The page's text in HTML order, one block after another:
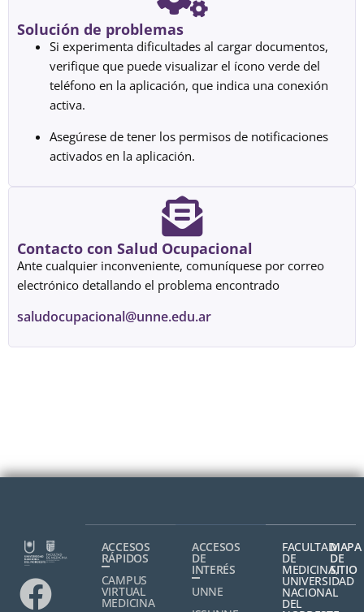
Solución de problemas
Si experimenta dificultades al cargar documentos,
verifique que puede visualizar el ícono verde del
teléfono en la aplicación, que indica una conexión
activa.
Asegúrese de tener los permisos de notificaciones
activados en la aplicación.
Contacto con Salud Ocupacional
Ante cualquier inconveniente, comuníquese por correo
electrónico detallando el problema encontrado
saludocupacional@unne.edu.ar
ACCESOS
RÁPIDOS
CAMPUS
VIRTUAL
MEDICINA
ACCESOS
DE
INTERÉS
UNNE
FACULTAD
DE
MEDICINA,
UNIVERSIDAD
NACIONAL
DEL
MAPA
DE
SITIO